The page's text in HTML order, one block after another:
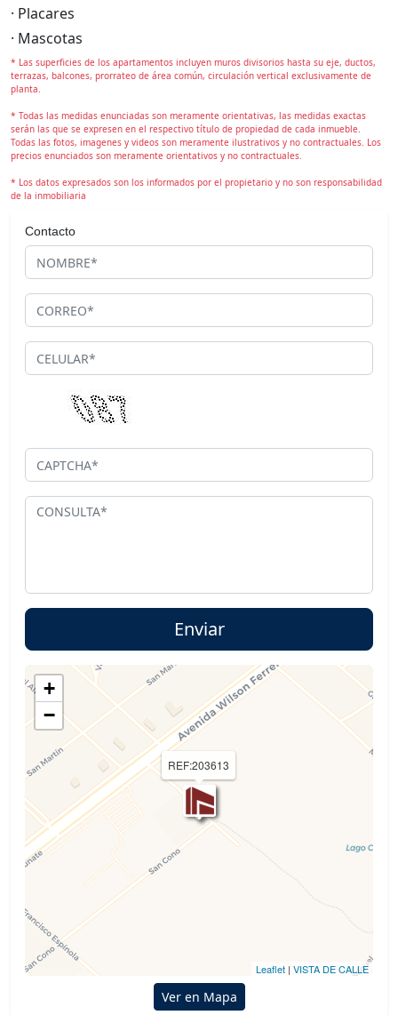
· Placares
· Mascotas
* Las superficies de los apartamentos incluyen muros divisorios hasta su eje, ductos,
terrazas, balcones, prorrateo de área común, circulación vertical exclusivamente de
planta.
* Todas las medidas enunciadas son meramente orientativas, las medidas exactas
serán las que se expresen en el respectivo título de propiedad de cada inmueble.
Todas las fotos, imagenes y videos son meramente ilustrativos y no contractuales. Los
precios enunciados son meramente orientativos y no contractuales.
* Los datos expresados son los informados por el propietario y no son responsabilidad
de la inmobiliaria
Contacto
REF:203613
+
−
Leaflet | VISTA DE CALLE
Ver en Mapa